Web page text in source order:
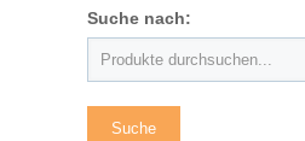
Suche nach: